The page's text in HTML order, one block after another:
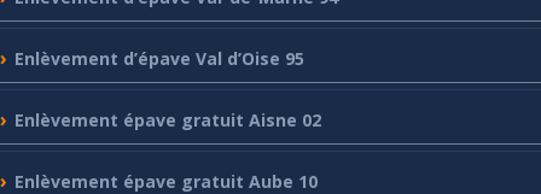
Enlèvement d’épave Val d’Oise 95
Enlèvement épave gratuit Aisne 02
Enlèvement épave gratuit Aube 10